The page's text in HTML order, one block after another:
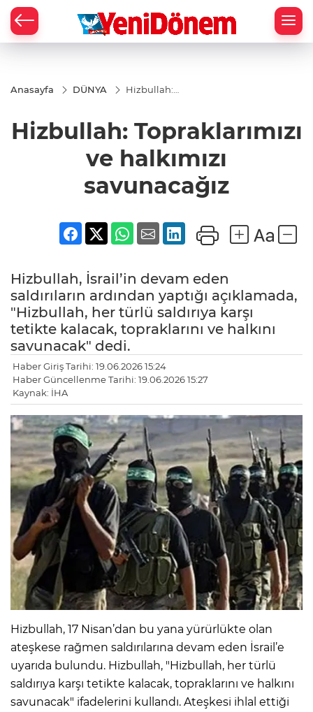
Anasayfa DÜNYA
Hizbullah:
savunacağız
Hizbullah: Topraklarımızı
ve halkımızı
savunacağız
Hizbullah, İsrail’in devam eden
saldırıların ardından yaptığı açıklamada,
"Hizbullah, her türlü saldırıya karşı
tetikte kalacak, topraklarını ve halkını
savunacak" dedi.
Haber Giriş Tarihi: 19.06.2026 15:24
Haber Güncellenme Tarihi: 19.06.2026 15:27
Kaynak: İHA
Hizbullah, 17 Nisan’dan bu yana yürürlükte olan
ateşkese rağmen saldırılarına devam eden İsrail’e
uyarıda bulundu. Hizbullah, "Hizbullah, her türlü
saldırıya karşı tetikte kalacak, topraklarını ve halkını
savunacak" ifadelerini kullandı. Ateşkesi ihlal ettiği